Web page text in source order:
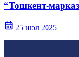
“Тошкент-
25 июл 2025